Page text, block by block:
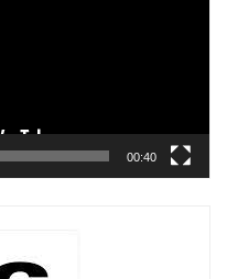
00:40